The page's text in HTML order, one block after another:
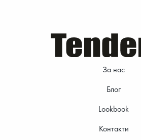
За нас
Блог
Lookbook
Контакти